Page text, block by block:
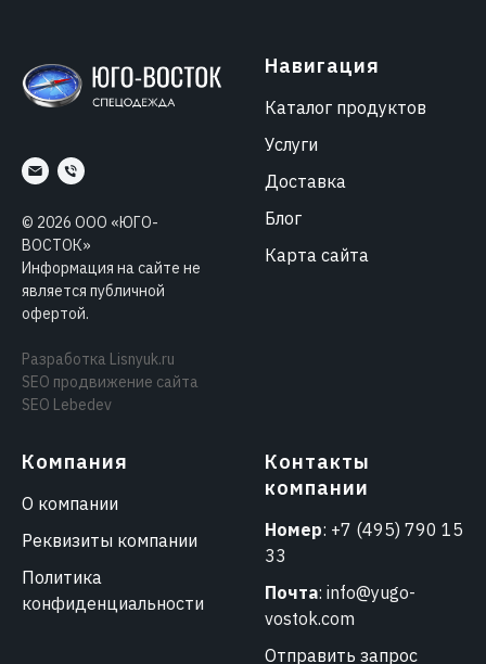
© 2026 ООО «ЮГО-
ВОСТОК»
Информация на сайте не
является публичной
офертой.
Разработка Lisnyuk.ru
SEO продвижение сайта
SEO Lebedev
Навигация
Каталог продуктов
Услуги
Доставка
Блог
Карта сайта
Компания
О компании
Реквизиты компании
Политика
конфиденциальности
Контакты
компании
Номер: +7 (495) 790 15
33
Почта: info@yugo-
vostok.com
Отправить запрос